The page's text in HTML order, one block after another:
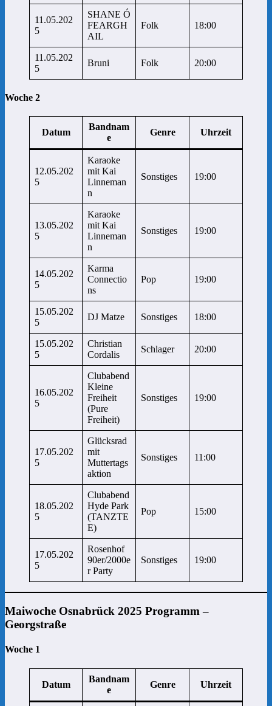
11.05.202
5
SHANE Ó
FEARGH
AIL
Folk 18:00
11.05.202
5
Bruni Folk 20:00
Woche 2
Datum
Bandnam
e
Genre Uhrzeit
12.05.202
5
Karaoke
mit Kai
Linneman
n
Sonstiges 19:00
13.05.202
5
Karaoke
mit Kai
Linneman
n
Sonstiges 19:00
14.05.202
5
Karma
Connectio
ns
Pop 19:00
15.05.202
5
DJ Matze Sonstiges 18:00
15.05.202
5
Christian
Cordalis
Schlager 20:00
16.05.202
5
Clubabend
Kleine
Freiheit
(Pure
Freiheit)
Sonstiges 19:00
17.05.202
5
Glücksrad
mit
Muttertags
aktion
Sonstiges 11:00
18.05.202
5
Clubabend
Hyde Park
(TANZTE
E)
Pop 15:00
17.05.202
5
Rosenhof
90er/2000e
r Party
Sonstiges 19:00
Maiwoche Osnabrück 2025 Programm –
Georgstraße
Woche 1
Datum
Bandnam
e
Genre Uhrzeit